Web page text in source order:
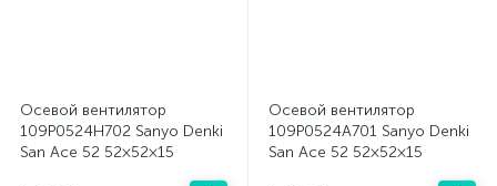
Осевой вентилятор
109P0524H702 Sanyo Denki
San Ace 52 52×52×15
Осевой вентилятор
109P0524A701 Sanyo Denki
San Ace 52 52×52×15